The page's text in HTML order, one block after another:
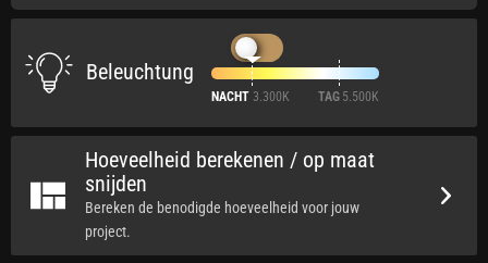
Beleuchtung
NACHT 3.300K TAG 5.500K
Hoeveelheid berekenen / op maat
snijden
Bereken de benodigde hoeveelheid voor jouw
project.